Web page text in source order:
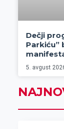
Dečji
Parkiću”
5. avgust